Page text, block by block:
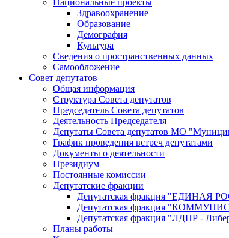
Здравоохранение
Образование
Демография
Культура
Сведения о пространственных данных
Самообложение
Совет депутатов
Общая информация
Структура Совета депутатов
Председатель Совета депутатов
Деятельность Председателя
Депутаты Совета депутатов МО
График проведения встреч депутатами
Документы о деятельности
Президиум
Постоянные комиссии
Депутатские фракции
Депутатская фракция "ЕДИНАЯ
Депутатская фракция
Депутатская фракция "ЛДПР -
Планы работы